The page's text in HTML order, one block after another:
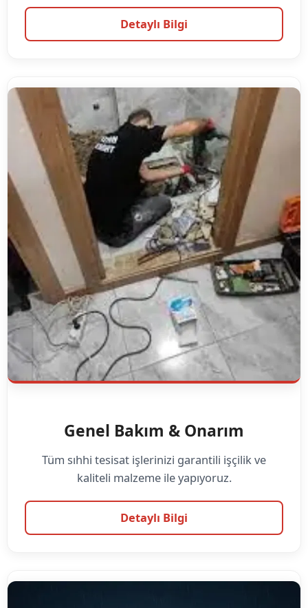
Detaylı Bilgi
Genel Bakım & Onarım
Tüm sıhhi tesisat işlerinizi garantili işçilik ve
kaliteli malzeme ile yapıyoruz.
Detaylı Bilgi